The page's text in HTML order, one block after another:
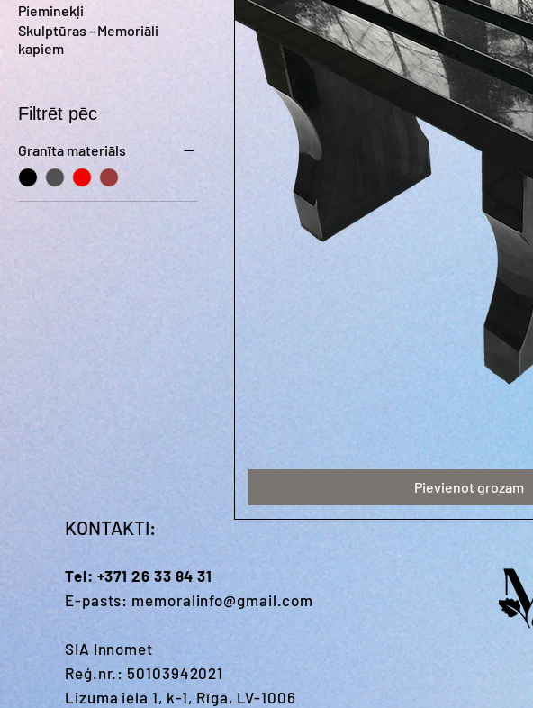
Pieminekļi
Skulptūras - Memoriāli
kapiem
Filtrēt pēc
Granīta materiāls
Pievienot grozam
KONTAKTI:
Tel: +371 26 33 84 31
E-pasts: memoralinfo@gmail.com
SIA Innomet
Reģ.nr.: 50103942021
Lizuma iela 1, k-1, Rīga, LV-1006